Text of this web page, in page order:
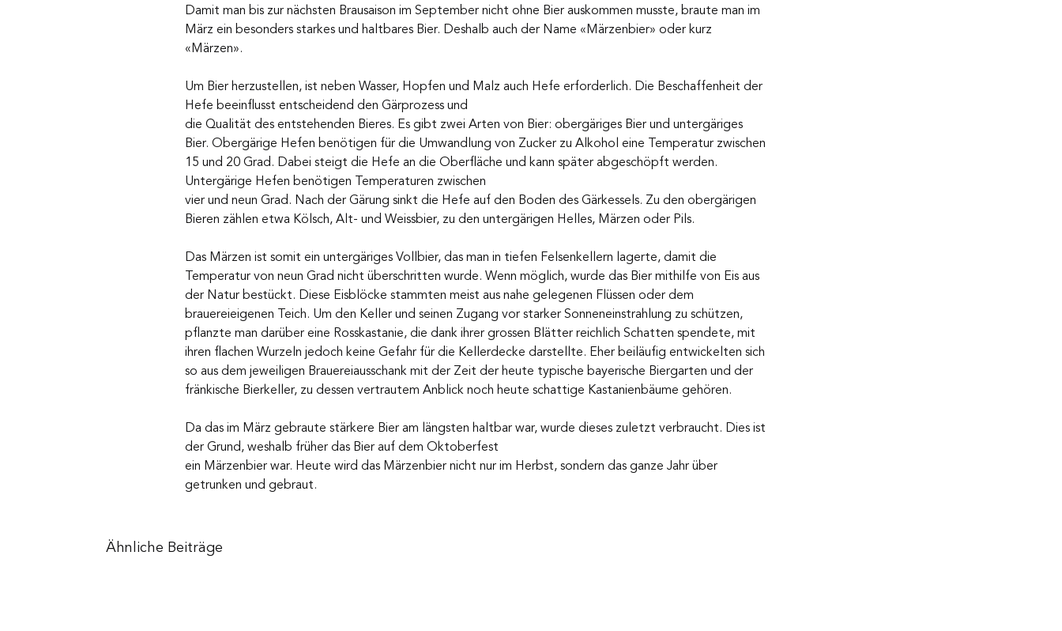
Damit man bis zur nächsten Brausaison im September nicht ohne Bier auskommen musste, braute man im
März ein besonders starkes und haltbares Bier. Deshalb auch der Name «Märzenbier» oder kurz
«Märzen».
Um Bier herzustellen, ist neben Wasser, Hopfen und Malz auch Hefe erforderlich. Die Beschaffenheit der
Hefe beeinflusst entscheidend den Gärprozess und
die Qualität des entstehenden Bieres. Es gibt zwei Arten von Bier: obergäriges Bier und untergäriges
Bier. Obergärige Hefen benötigen für die Umwandlung von Zucker zu Alkohol eine Temperatur zwischen
15 und 20 Grad. Dabei steigt die Hefe an die Oberfläche und kann später abgeschöpft werden.
Untergärige Hefen benötigen Temperaturen zwischen
vier und neun Grad. Nach der Gärung sinkt die Hefe auf den Boden des Gärkessels. Zu den obergärigen
Bieren zählen etwa Kölsch, Alt- und Weissbier, zu den untergärigen Helles, Märzen oder Pils.
Das Märzen ist somit ein untergäriges Vollbier, das man in tiefen Felsenkellern lagerte, damit die
Temperatur von neun Grad nicht überschritten wurde. Wenn möglich, wurde das Bier mithilfe von Eis aus
der Natur bestückt. Diese Eisblöcke stammten meist aus nahe gelegenen Flüssen oder dem
brauereieigenen Teich. Um den Keller und seinen Zugang vor starker Sonneneinstrahlung zu schützen,
pflanzte man darüber eine Rosskastanie, die dank ihrer grossen Blätter reichlich Schatten spendete, mit
ihren flachen Wurzeln jedoch keine Gefahr für die Kellerdecke darstellte. Eher beiläufig entwickelten sich
so aus dem jeweiligen Brauereiausschank mit der Zeit der heute typische bayerische Biergarten und der
fränkische Bierkeller, zu dessen vertrautem Anblick noch heute schattige Kastanienbäume gehören.
Da das im März gebraute stärkere Bier am längsten haltbar war, wurde dieses zuletzt verbraucht. Dies ist
der Grund, weshalb früher das Bier auf dem Oktoberfest
ein Märzenbier war. Heute wird das Märzenbier nicht nur im Herbst, sondern das ganze Jahr über
getrunken und gebraut.
Ähnliche Beiträge